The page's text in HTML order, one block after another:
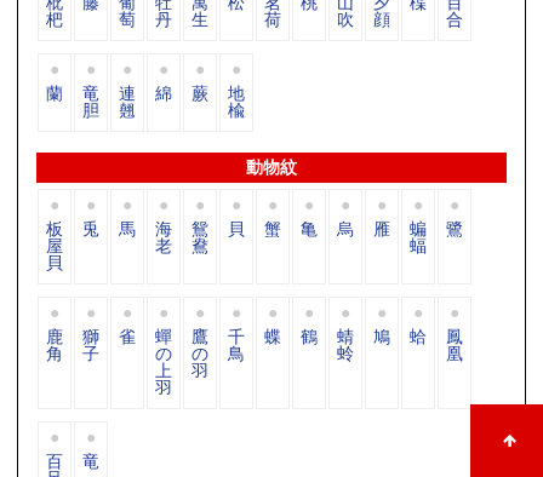
杷 萄 丹 生 荷 吹 顔 合
蘭 竜
胆
連
翹
綿 蕨 地
楡
動物紋
板
屋
貝
兎 馬 海
老
鴛
鴦
貝 蟹 亀 烏 雁 蝙
蝠
鷺
鹿
角
獅
子
雀 蟬
の
上
羽
鷹
の
羽
千
鳥
蝶 鶴 蜻
蛉
鳩 蛤 鳳
凰
百 竜